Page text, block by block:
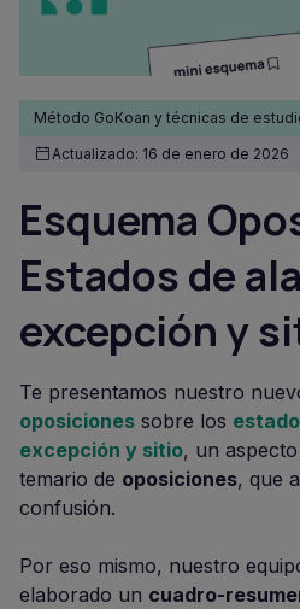
Método GoKoan y técnicas de
Actualizado: 16 de enero de 2026
Esquema
Estados de
excepción y
Te presentamos nuestro
oposiciones sobre los
excepción y sitio, un
temario de oposiciones, que
confusión.
Por eso mismo, nuestro
elaborado un cuadro-